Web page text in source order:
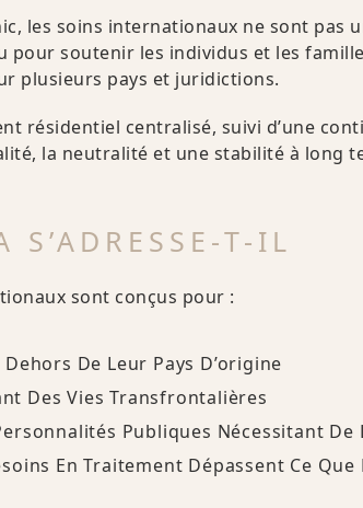
les soins internationaux ne sont pas
pour soutenir les individus et les
plusieurs pays et juridictions.
résidentiel centralisé, suivi d’une
la neutralité et une stabilité à long
S’ADRESSE-T-IL
sont conçus pour :
De Leur Pays D’origine
Des Vies Transfrontalières
Publiques Nécessitant De
En Traitement Dépassent Ce